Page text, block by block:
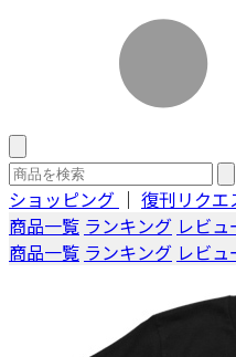
ショッピング ｜ 復刊リクエ
商品一覧 ランキング レビュ
商品一覧 ランキング レビュ